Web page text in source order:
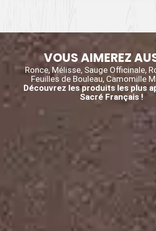
VOUS AIMEREZ
Ronce, Mélisse, Sauge Officinale,
Feuilles de Bouleau, Camomille
Découvrez les produits les plus
Sacré Français !